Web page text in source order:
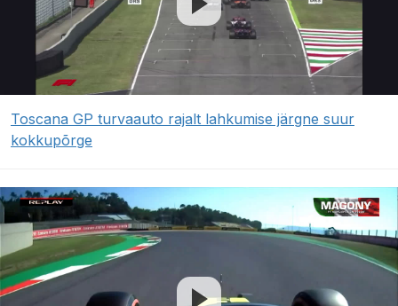
Toscana GP turvaauto rajalt lahkumise järgne suur
kokkupõrge